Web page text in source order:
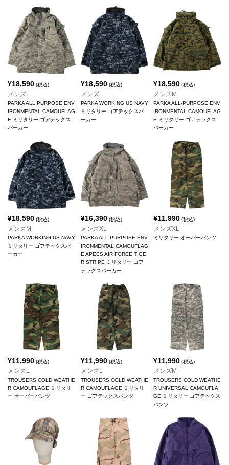
¥18,590 (税込)
メンズL
PARKA ALL PURPOSE ENV
IRONMENTAL CAMOUFLAG
E ミリタリー ゴアテックス
パーカー
¥18,590(税込)
メンズL
PARKA WORKING US NAVY
ミリタリー ゴアテックスパ
ーカー
¥18,590 (税込)
メンズM
PARKA ALL-PURPOSE ENV
IRONMENTAL CAMOUFLAG
E ミリタリー ゴアテックス
パーカー
¥18,590 (税込)
メンズM
PARKA WORKING US NAVY
ミリタリー ゴアテックスパ
ーカー
¥16,390(税込)
メンズXL
PARKA ALL PURPOSE ENV
IRONMENTAL CAMOUFLAG
E APECS AIR FORCE TIGE
R STRIPE ミリタリー ゴア
テックスパーカー
¥11,990 (税込)
メンズXL
ミリタリー オーバーパンツ
¥11,990 (税込)
メンズL
TROUSERS COLD WEATHE
R CAMOUFLAGE ミリタリ
ー オーバーパンツ
¥11,990(税込)
メンズL
TROUSERS COLD WEATHE
R CAMOUFLAGE ミリタリ
ー ゴアテックスパンツ
¥11,990 (税込)
メンズM
TROUSERS COLD WEATHE
R UNIVERSAL CAMOUFLA
GE ミリタリー ゴアテックス
パンツ